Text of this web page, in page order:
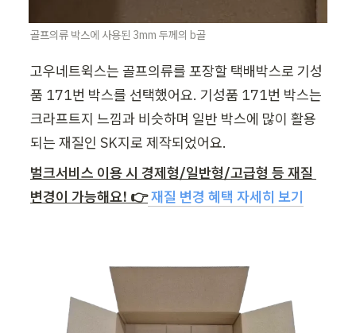
골프의류 박스에 사용된 3mm 두께의 b골
고우네트윅스는 골프의류를 포장할 택배박스로 기성
품 171번 박스를 선택했어요. 기성품 171번 박스는
크라프트지 느낌과 비슷하며 일반 박스에 많이 활용
되는 재질인 SK지로 제작되었어요.
벌크서비스 이용 시 경제형/일반형/고급형 등 재질
변경이 가능해요! 👉재질 변경 혜택 자세히 보기